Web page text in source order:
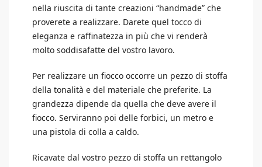
nella riuscita di tante creazioni “handmade” che
proverete a realizzare. Darete quel tocco di
eleganza e raffinatezza in più che vi renderà
molto soddisafatte del vostro lavoro.
Per realizzare un fiocco occorre un pezzo di stoffa
della tonalità e del materiale che preferite. La
grandezza dipende da quella che deve avere il
fiocco. Serviranno poi delle forbici, un metro e
una pistola di colla a caldo.
Ricavate dal vostro pezzo di stoffa un rettangolo